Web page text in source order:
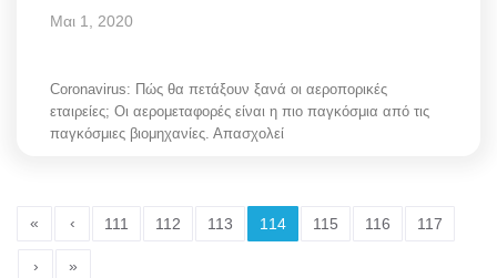
Μαι 1, 2020
Coronavirus: Πώς θα πετάξουν ξανά οι αεροπορικές
εταιρείες; Οι αερομεταφορές είναι η πιο παγκόσμια από τις
παγκόσμιες βιομηχανίες. Απασχολεί
« ‹ 111 112 113 114 115 116 117
› »